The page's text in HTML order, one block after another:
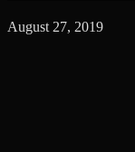
August 27, 2019